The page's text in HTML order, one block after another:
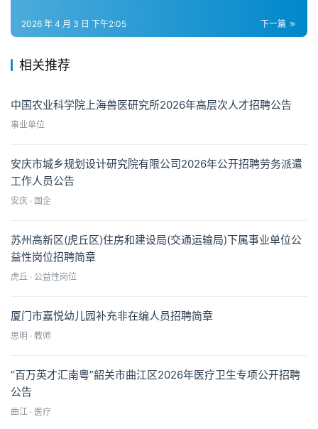
下一篇
2026 年 4 月 3 日 下午2:05
相关推荐
中国农业科学院上海兽医研究所2026年高层次人才招聘公告
事业单位
安庆市城乡规划设计研究院有限公司2026年公开招聘劳务派遣
工作人员公告
安庆 · 国企
苏州高新区(虎丘区)住房和建设局(交通运输局)下属事业单位公
益性岗位招聘简章
虎丘 · 公益性岗位
厦门市嘉悦幼儿园补充非在编人员招聘简章
思明 · 教师
“百万英才汇南粤”韶关市曲江区2026年医疗卫生专项公开招聘
公告
曲江 · 医疗